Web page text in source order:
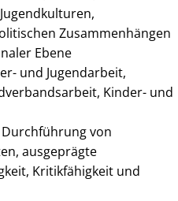
Zusammenhängen
Ebene
und Jugendarbeit,
Kinder- und
von
ausgeprägte
Kritikfähigkeit und